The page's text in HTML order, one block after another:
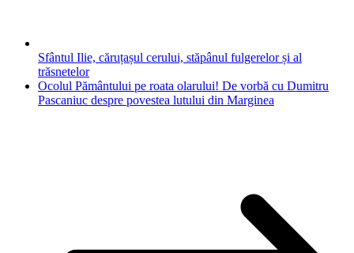
Sfântul Ilie, căruțașul cerului, stăpânul fulgerelor și al
trăsnetelor
Ocolul Pământului pe roata olarului! De vorbă cu Dumitru
Pascaniuc despre povestea lutului din Marginea